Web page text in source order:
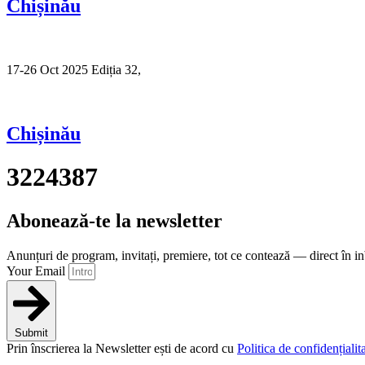
Chișinău
17-26 Oct 2025 Ediția 32,
Chișinău
3224387
Abonează-te la newsletter
Anunțuri de program, invitați, premiere, tot ce contează — direct în
Your Email
Submit
Prin înscrierea la Newsletter ești de acord cu Politica de